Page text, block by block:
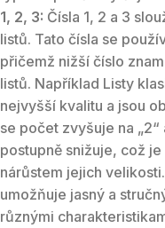
1, 2, 3: Čísla 1, 2 a 3
listů. Tato čísla se
přičemž nižší číslo
listů. Například Listy
nejvyšší kvalitu a jsou
se počet zvyšuje na „2“
postupně snižuje, což
nárůstem jejich
umožňuje jasný a
různými